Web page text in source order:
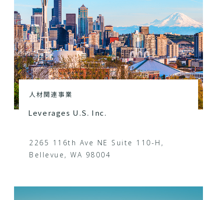
人材関連事業
Leverages U.S. Inc.
2265 116th Ave NE Suite 110-H,
Bellevue, WA 98004